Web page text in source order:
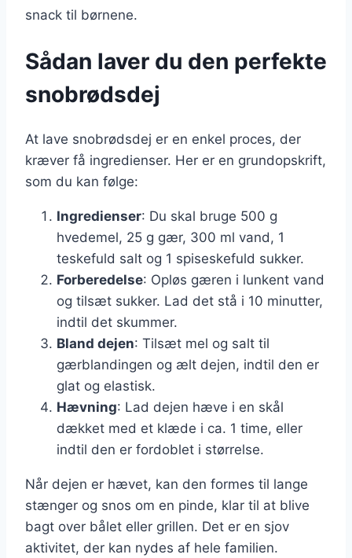
snack til børnene.
Sådan laver du den perfekte
snobrødsdej
At lave snobrødsdej er en enkel proces, der
kræver få ingredienser. Her er en grundopskrift,
som du kan følge:
Ingredienser: Du skal bruge 500 g
hvedemel, 25 g gær, 300 ml vand, 1
teskefuld salt og 1 spiseskefuld sukker.
Forberedelse: Opløs gæren i lunkent vand
og tilsæt sukker. Lad det stå i 10 minutter,
indtil det skummer.
Bland dejen: Tilsæt mel og salt til
gærblandingen og ælt dejen, indtil den er
glat og elastisk.
Hævning: Lad dejen hæve i en skål
dækket med et klæde i ca. 1 time, eller
indtil den er fordoblet i størrelse.
Når dejen er hævet, kan den formes til lange
stænger og snos om en pinde, klar til at blive
bagt over bålet eller grillen. Det er en sjov
aktivitet, der kan nydes af hele familien.